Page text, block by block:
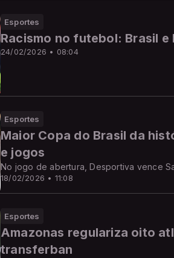
Esportes
24/02/2026 • 08:04
Racismo no futebol: Brasil
Esportes
18/02/2026 • 11:08
Maior Copa do Brasil da
e jogos
No jogo de abertura, Desportiva vence
Esportes
Amazonas regulariza oito
transferban